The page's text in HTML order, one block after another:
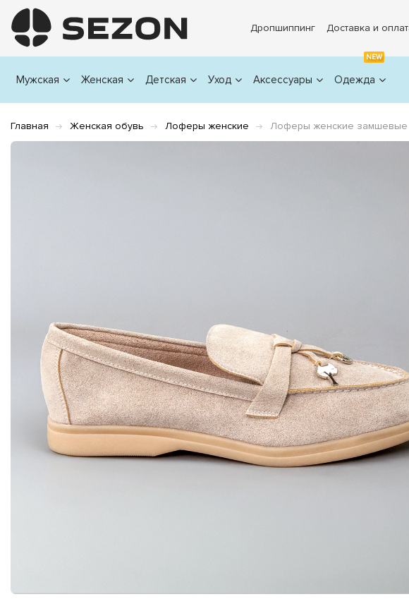
Дропшиппинг Доставка и
Мужская Женская Детская Уход Аксессуары
NEW
Одежда
Главная Женская обувь Лоферы женские Лоферы женские замшевые